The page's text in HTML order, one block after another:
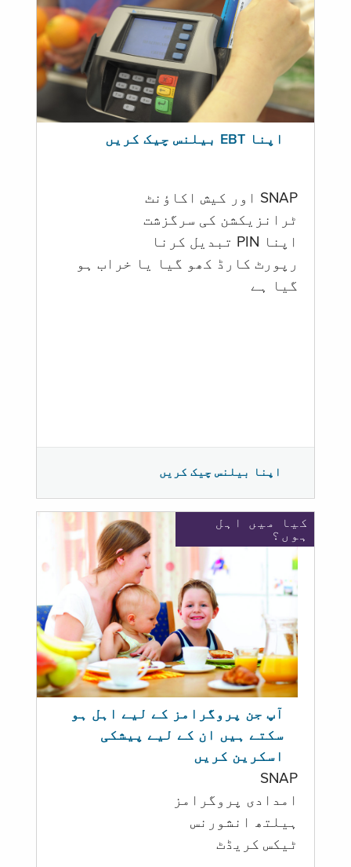
اپنا EBT بیلنس چیک کریں
SNAP اور کیش اکاؤنٹ
ٹرانزیکشن کی سرگزشت
اپنا PIN تبدیل کرنا
رپورٹ کارڈ کھو گیا یا خراب ہو
گيا ہے
اپنا بیلنس چیک کریں
کیا میں اہل
ہوں؟
آپ جن پروگرامز کے لیے اہل ہو
سکتے ہیں ان کے لیے پیشکی
اسکرین کریں
SNAP
امدادی پروگرامز
‏ہیلتھ انشورنس
ٹیکس کریڈٹ